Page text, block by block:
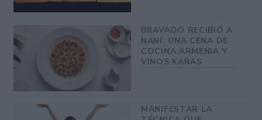
BRAVADO RECIBIÓ A
NANÍ: UNA CENA DE
COCINA ARMENIA Y
VINOS KARAS
MANIFESTAR LA